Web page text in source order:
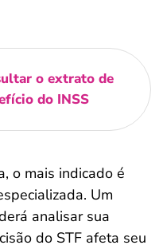
o extrato de
do INSS
o mais indicado é
Um
analisar sua
do STF afeta seu